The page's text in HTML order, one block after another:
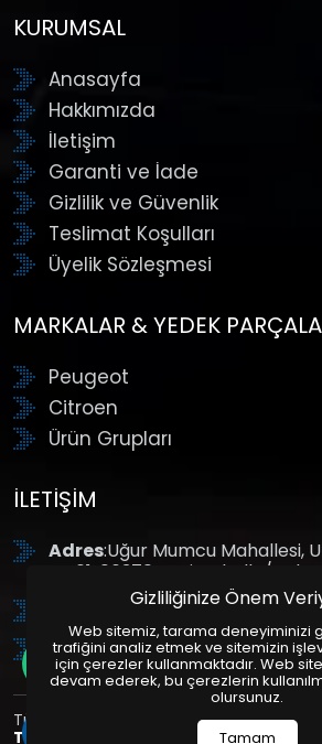
KURUMSAL
Anasayfa
Hakkımızda
İletişim
Garanti ve İade
Gizlilik ve Güvenlik
Teslimat Koşulları
Üyelik Sözleşmesi
MARKALAR & YEDEK
Peugeot
Citroen
Ürün Grupları
İLETIŞIM
Adres:Uğur Mumcu Mahallesi,
No:61, 06370 Yenimahalle/Ankara
: +90 (312) 354 8888
GSM: +90 (532) 343 4085
Tüm Hakları Saklıdır. | Bu site Us Yazılım
Tasarım
Paketleri ile
Gizliliğinize Önem
Web sitemiz, tarama deneyiminizi
trafiğini analiz etmek ve sitemizin
için çerezler kullanmaktadır. Web
devam ederek, bu çerezlerin
olursunuz.
Tamam